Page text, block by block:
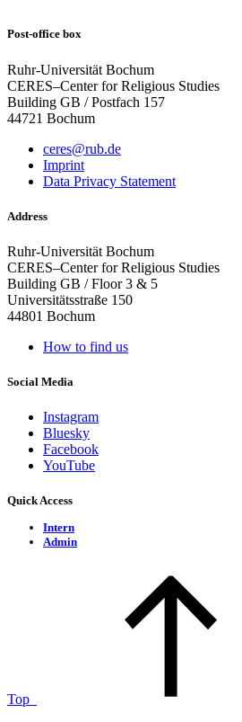
Post-office box
Ruhr-Universität Bochum
CERES–Center for Religious Studies
Building GB / Postfach 157
44721 Bochum
ceres@rub.de
Imprint
Data Privacy Statement
Address
Ruhr-Universität Bochum
CERES–Center for Religious Studies
Building GB / Floor 3 & 5
Universitätsstraße 150
44801 Bochum
How to find us
Social Media
Instagram
Bluesky
Facebook
YouTube
Quick Access
Intern
Admin
Top